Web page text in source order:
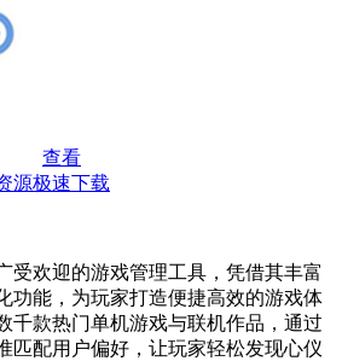
查看
源极速下载
受欢迎的游戏管理工具，凭借其丰富
功能，为玩家打造便捷高效的游戏体
千款热门单机游戏与联机作品，通过
匹配用户偏好，让玩家轻松发现心仪